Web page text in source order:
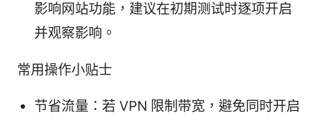
影响网站功能，建议在初期测试时逐项开启
并观察影响。
常用操作小贴士
节省流量：若 VPN 限制带宽，避免同时开启